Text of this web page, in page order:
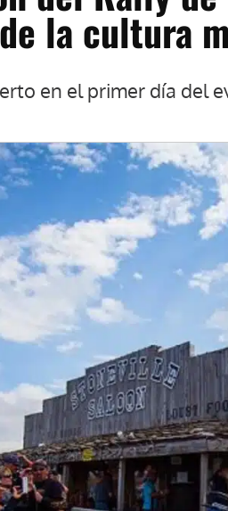
la cultura
en el primer día del